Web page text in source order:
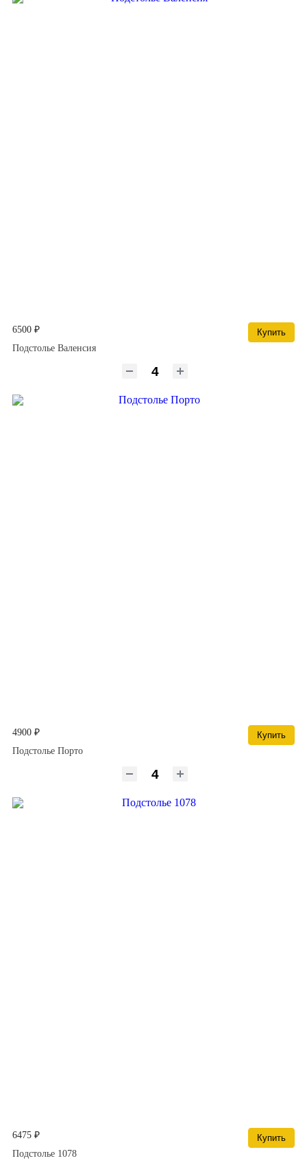
6500 ₽
Купить
Подстолье Валенсия
4900 ₽
Купить
Подстолье Порто
6475 ₽
Купить
Подстолье 1078